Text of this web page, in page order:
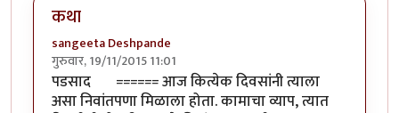
कथा
sangeeta Deshpande
गुरुवार, 19/11/2015 11:01
पडसाद ====== आज कित्येक दिवसांनी त्याला
असा निवांतपणा मिळाला होता. कामाचा व्याप, त्यात